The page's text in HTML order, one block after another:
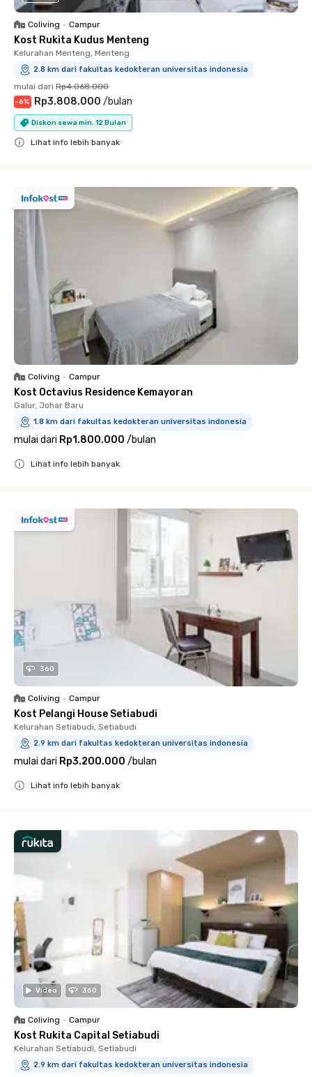
Coliving • Campur
Kost Rukita Kudus Menteng
Kelurahan Menteng, Menteng
2.8 km dari fakultas kedokteran universitas indonesia
mulai dari Rp4.068.000
-6% Rp3.808.000 /bulan
Diskon sewa min. 12 Bulan
Lihat info lebih banyak
Coliving • Campur
Kost Octavius Residence Kemayoran
Galur, Johar Baru
1.8 km dari fakultas kedokteran universitas indonesia
mulai dari Rp1.800.000 /bulan
Lihat info lebih banyak
360
Coliving • Campur
Kost Pelangi House Setiabudi
Kelurahan Setiabudi, Setiabudi
2.9 km dari fakultas kedokteran universitas indonesia
mulai dari Rp3.200.000 /bulan
Lihat info lebih banyak
Video 360
Coliving • Campur
Kost Rukita Capital Setiabudi
Kelurahan Setiabudi, Setiabudi
2.9 km dari fakultas kedokteran universitas indonesia